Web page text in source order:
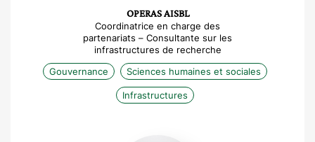
OPERAS AISBL
Coordinatrice en charge des
partenariats – Consultante sur les
infrastructures de recherche
Gouvernance
Sciences humaines et sociales
Infrastructures